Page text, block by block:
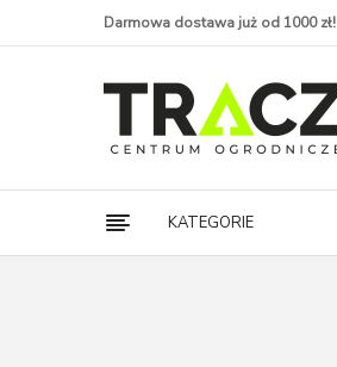
Darmowa dostawa już od 1000 zł!
KATEGORIE